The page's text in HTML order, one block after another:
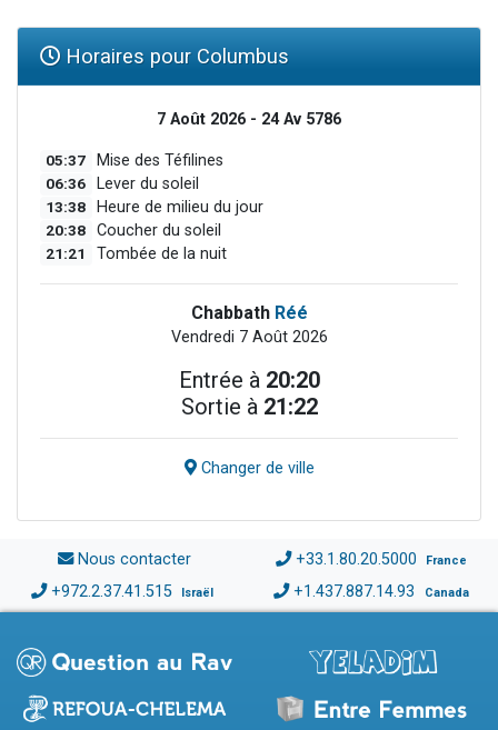
Horaires pour Columbus
7 Août 2026 - 24 Av 5786
05:37 Mise des Téfilines
06:36 Lever du soleil
13:38 Heure de milieu du jour
20:38 Coucher du soleil
21:21 Tombée de la nuit
Chabbath Réé
Vendredi 7 Août 2026
Entrée à 20:20
Sortie à 21:22
Changer de ville
Nous contacter +33.1.80.20.5000 France
+972.2.37.41.515 Israël +1.437.887.14.93 Canada